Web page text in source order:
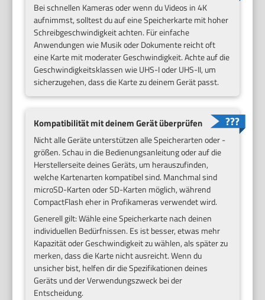
Bei schnellen Kameras oder wenn du Videos in 4K
aufnimmst, solltest du auf eine Speicherkarte mit hoher
Schreibgeschwindigkeit achten. Für einfache
Anwendungen wie Musik oder Dokumente reicht oft
eine Karte mit moderater Geschwindigkeit. Achte auf die
Geschwindigkeitsklassen wie UHS-I oder UHS-II, um
sicherzugehen, dass die Karte zu deinem Gerät passt.
Kompatibilität mit deinem Gerät überprüfen
Nicht alle Geräte unterstützen alle Speicherarten oder -
größen. Schau in die Bedienungsanleitung oder auf die
Herstellerseite deines Geräts, um herauszufinden,
welche Kartenarten kompatibel sind. Manchmal sind
microSD-Karten oder SD-Karten möglich, während
CompactFlash eher in Profikameras verwendet wird.
Generell gilt: Wähle eine Speicherkarte nach deinen
individuellen Bedürfnissen. Es ist besser, etwas mehr
Kapazität oder Geschwindigkeit zu wählen, als später zu
merken, dass die Karte nicht ausreicht. Wenn du
unsicher bist, helfen dir die Spezifikationen deines
Geräts und der Verwendungszweck bei der
Entscheidung.